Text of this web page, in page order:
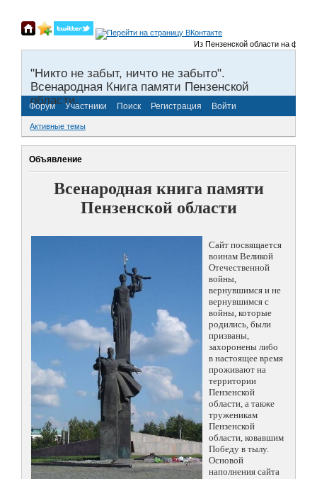
Из Пензенской области на
"Никто не забыт, ничто не забыто".
Всенародная Книга памяти Пензенской
области.
Форум Участники Поиск Регистрация Войти
Активные темы
Объявление
Всенародная книга памяти
Пензенской области
Сайт посвящается
воинам Великой
Отечественной
войны,
вернувшимся и не
вернувшимся с
войны, которые
родились, были
призваны,
захоронены либо
в настоящее время
проживают на
территории
Пензенской
области, а также
труженикам
Пензенской
области, ковавшим
Победу в тылу.
Основой
наполнения сайта